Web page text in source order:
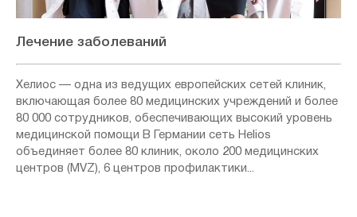
Лечение заболеваний
Хелиос — одна из ведущих европейских сетей клиник,
включающая более 80 медицинских учреждений и более
80 000 сотрудников, обеспечивающих высокий уровень
медицинской помощи В Германии сеть Helios
объединяет более 80 клиник, около 200 медицинских
центров (MVZ), 6 центров профилактики...